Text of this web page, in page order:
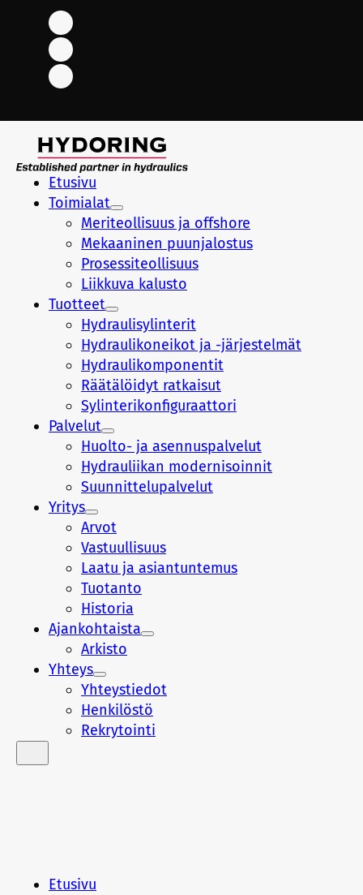
Etusivu
Toimialat
Meriteollisuus ja offshore
Mekaaninen puunjalostus
Prosessiteollisuus
Liikkuva kalusto
Tuotteet
Hydraulisylinterit
Hydraulikoneikot ja -järjestelmät
Hydraulikomponentit
Räätälöidyt ratkaisut
Sylinterikonfiguraattori
Palvelut
Huolto- ja asennuspalvelut
Hydrauliikan modernisoinnit
Suunnittelupalvelut
Yritys
Arvot
Vastuullisuus
Laatu ja asiantuntemus
Tuotanto
Historia
Ajankohtaista
Arkisto
Yhteys
Yhteystiedot
Henkilöstö
Rekrytointi
Etusivu